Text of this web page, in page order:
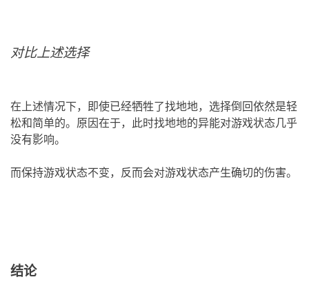
对比上述选择
在上述情况下，即使已经牺牲了找地地，选择倒回依然是轻
松和简单的。原因在于，此时找地地的异能对游戏状态几乎
没有影响。
而保持游戏状态不变，反而会对游戏状态产生确切的伤害。
结论